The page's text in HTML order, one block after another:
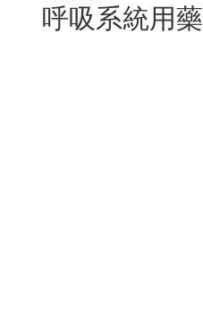
呼吸系統用藥